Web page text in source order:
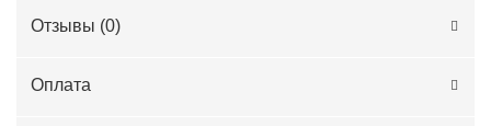
Отзывы (0)
Оплата